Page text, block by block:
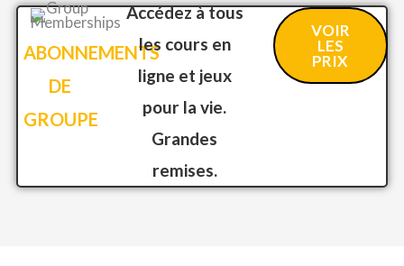
ABONNEMENTS
DE
GROUPE
Accédez à tous
les cours en
ligne et jeux
pour la vie.
Grandes
remises.
VOIR
LES
PRIX